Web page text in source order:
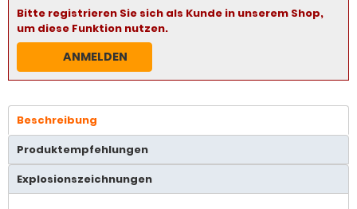
Bitte registrieren Sie sich als Kunde in unserem Shop,
um diese Funktion nutzen.
ANMELDEN
Beschreibung
Produktempfehlungen
Explosionszeichnungen